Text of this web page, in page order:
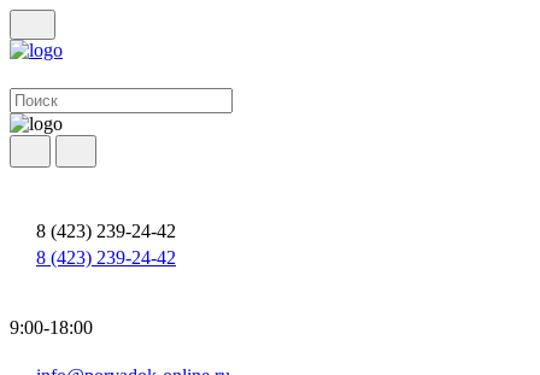
8 (423) 239-24-42
8 (423) 239-24-42
9:00-18:00